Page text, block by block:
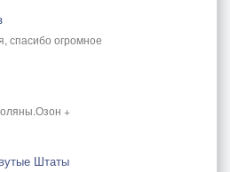
спасибо огромное
+
Штаты